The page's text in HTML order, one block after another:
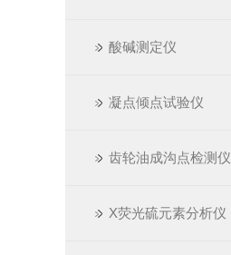
酸碱测定仪
凝点倾点试验仪
齿轮油成沟点检测仪
X荧光硫元素分析仪